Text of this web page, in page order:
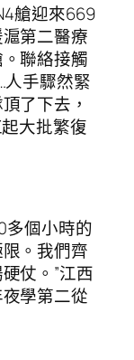
艙迎來669
第二醫療
聯絡接觸
手驟然緊
了下去，
大批繁復
多個小時的
。我們齊
仗。”江西
學第二從